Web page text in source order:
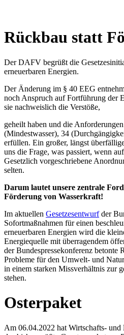
Rückbau statt
Der DAFV begrüßt die
erneuerbaren Energien.
Der Änderung im § 40 EEG
noch Anspruch auf Fortführung der
sie nachweislich die Verstöße,
geheilt haben und die
(Mindestwasser), 34
erfüllen. Ein großer, längst
uns die Frage, was passiert, wenn
Gesetzlich vorgeschriebene
selten.
Darum lautet unsere zentrale
Förderung von Wasserkraft!
Im aktuellen Gesetzesentwurfder
Sofortmaßnahmen für einen
erneuerbaren Energien wird die
Energiequelle mit überragendem
der Bundespressekonferenz betonte
Probleme für den Umwelt- und
in einem starken Missverhältnis zur
stehen.
Osterpaket
Am 06.04.2022 hat Wirtschafts-